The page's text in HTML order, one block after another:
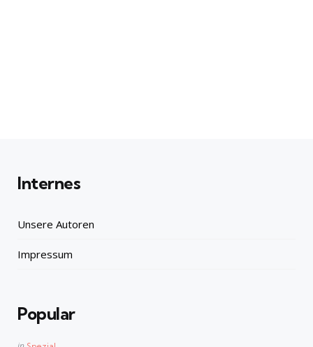
Internes
Unsere Autoren
Impressum
Popular